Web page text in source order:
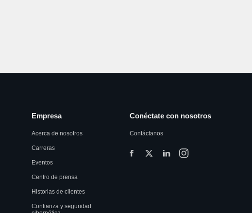
Empresa
Acerca de nosotros
Carreras
Eventos
Centro de prensa
Historias de clientes
Confianza y seguridad
Conéctate con nosotros
Contáctanos